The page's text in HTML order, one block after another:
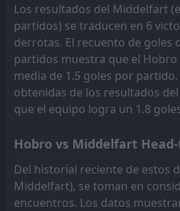
FT
11:00
01 Mar
Middelfart
Næsby
FT
12:00
15Feb
Middelfart
Hvidovre
17:15
Middelfart
OKS
13:30
VSK Århus
Middelfart
FT
11:00
Esbjerg
Los resultados del Middelfart
partidos) se traducen en 6
derrotas. El recuento de goles
partidos muestra que el
media de 1.5 goles por
obtenidas de los resultados
que el equipo logra un 1.8
Hobro vs Middelfart
Del historial reciente de estos
Middelfart), se toman en
encuentros. Los datos